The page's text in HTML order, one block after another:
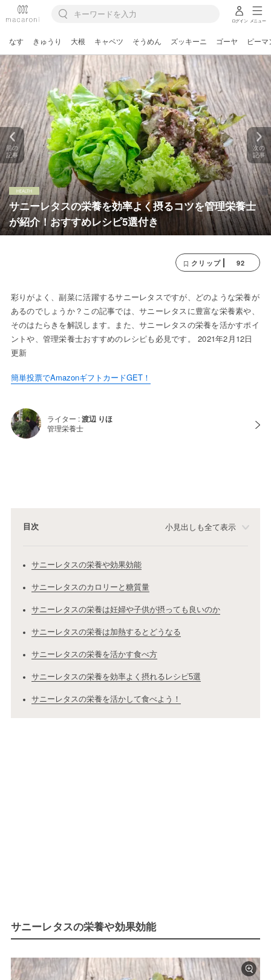
ログイン メニュー
なす きゅうり 大根 キャベツ そうめん ズッキーニ ゴーヤ ピーマ
サニーレタスの栄養を効率よく摂るコツを管理栄養士
が紹介！おすすめレシピ5選付き
前の
記事
次の
記事
クリップ 92
彩りがよく、副菜に活躍するサニーレタスですが、どのような栄養が
あるのでしょうか？この記事では、サニーレタスに豊富な栄養素や、
そのはたらきを解説します。また、サニーレタスの栄養を活かすポイ
ントや、管理栄養士おすすめのレシピも必見です。 2021年2月12日
更新
簡単投票でAmazonギフトカードGET！
ライター :渡辺 りほ
管理栄養士
目次 小見出しも全て表示
サニーレタスの栄養や効果効能
サニーレタスのカロリーと糖質量
サニーレタスの栄養は妊婦や子供が摂っても良いのか
サニーレタスの栄養は加熱するとどうなる
サニーレタスの栄養を活かす食べ方
サニーレタスの栄養を効率よく摂れるレシピ5選
サニーレタスの栄養を活かして食べよう！
サニーレタスの栄養や効果効能